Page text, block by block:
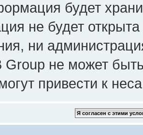
будет
не будет
ни
Group не может
привести к